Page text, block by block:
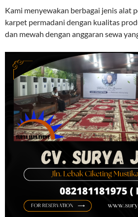
Kami menyewakan berbagai jenis alat
karpet permadani dengan kualitas
dan mewah dengan anggaran sewa